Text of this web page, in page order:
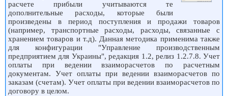
расчете прибыли учитываются те
дополнительные расходы, которые были
произведены в период поступления и продажи товаров
(например, транспортные расходы, расходы, связанные с
хранением товаров и т.д). Данная методика применима также
для конфигурации "Управление производственным
предприятием для Украины", редакция 1.2, релиз 1.2.7.8. Учет
оплаты при ведении взаиморасчетов по расчетным
документам. Учет оплаты при ведении взаиморасчетов по
заказам (счетам). Учет оплаты при ведении взаиморасчетов по
договору в целом.